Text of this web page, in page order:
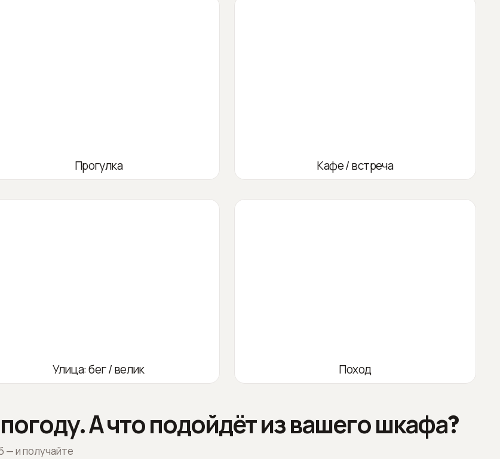
Прогулка Кафе / встреча
Улица: бег / велик Поход
А что подойдёт из вашего шкафа?
и получайте